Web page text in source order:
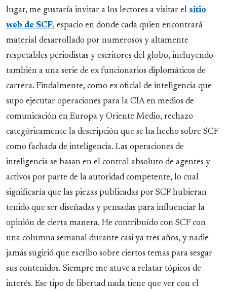
lugar, me gustaría invitar a los lectores a visitar el sitio
web de SCF, espacio en donde cada quien encontrará
material desarrollado por numerosos y altamente
respetables periodistas y escritores del globo, incluyendo
también a una serie de ex funcionarios diplomáticos de
carrera. Findalmente, como ex oficial de inteligencia que
supo ejecutar operaciones para la CIA en medios de
comunicación en Europa y Oriente Medio, rechazo
categóricamente la descripción que se ha hecho sobre SCF
como fachada de inteligencia. Las operaciones de
inteligencia se basan en el control absoluto de agentes y
activos por parte de la autoridad competente, lo cual
significaría que las piezas publicadas por SCF hubieran
tenido que ser diseñadas y pensadas para influenciar la
opinión de cierta manera. He contribuído con SCF con
una columna semanal durante casi ya tres años, y nadie
jamás sugirió que escribo sobre ciertos temas para sesgar
sus contenidos. Siempre me atuve a relatar tópicos de
interés. Ese tipo de libertad nada tiene que ver con el